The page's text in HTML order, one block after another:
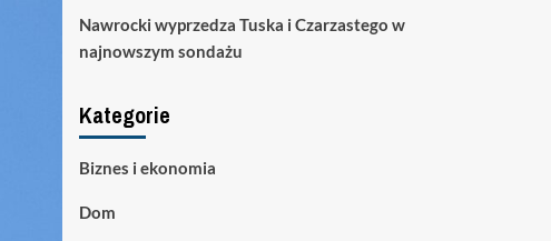
Nawrocki wyprzedza Tuska i Czarzastego w
najnowszym sondażu
Kategorie
Biznes i ekonomia
Dom